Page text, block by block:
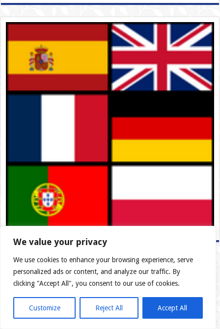
We value your privacy
We use cookies to enhance your browsing experience, serve
personalized ads or content, and analyze our traffic. By
clicking "Accept All", you consent to our use of cookies.
Customize Reject All Accept All